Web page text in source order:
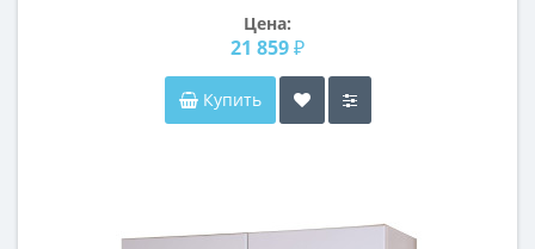
Цена:
21 859 ₽
Купить